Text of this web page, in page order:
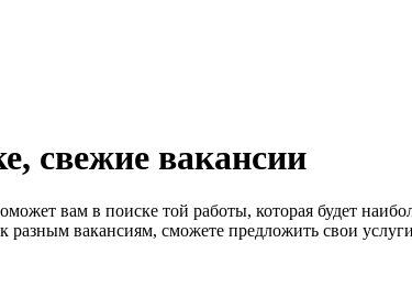
свежие вакансии
вам в поиске той работы, которая будет
вакансиям, сможете предложить свои